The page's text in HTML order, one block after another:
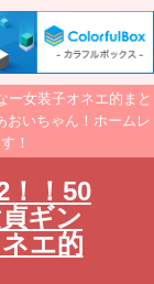
ー女装子オネエ的まと
おいちゃん！ホームレ
！
！！50
ギン
エ的